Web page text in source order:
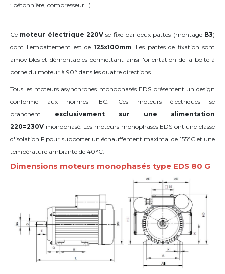
: bétonnière, compresseur...).
Ce moteur électrique 220Vse fixe par deux pattes (montage B3)
dont l'empattement est de125x100mm . Les pattes de fixation sont
amovibles et démontables permettant ainsi l'orientation de la boite à
borne du moteur à 90° dans les quatre directions.
Tous les moteurs asynchrones monophasés EDS présentent un design
conforme aux normes IEC. Ces moteurs électriques se
branchent exclusivement sur une alimentation
220=230V monophasé. Les moteurs monophasés EDS ont une classe
d'isolation F pour supporter un échauffement maximal de 155°C et une
température ambiante de 40°C.
Dimensions moteurs monophasés type EDS 80 G